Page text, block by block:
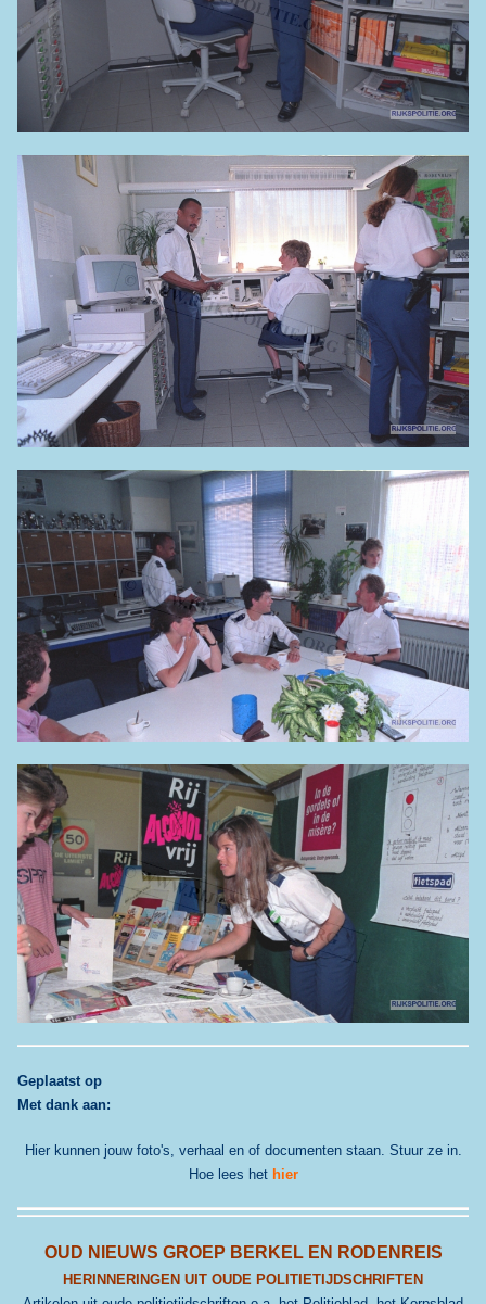
Geplaatst op
Met dank aan:
Hier kunnen jouw foto's, verhaal en of documenten staan. Stuur ze in.
Hoe lees het hier
OUD NIEUWS GROEP BERKEL EN RODENREIS
HERINNERINGEN UIT OUDE POLITIETIJDSCHRIFTEN